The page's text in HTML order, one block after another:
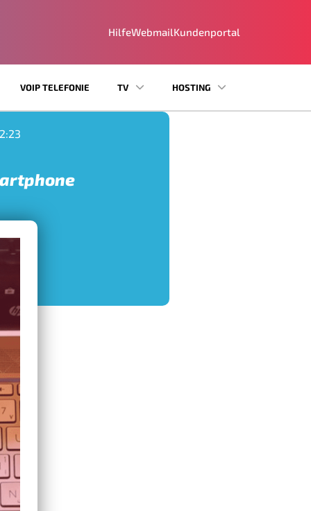
HilfeWebmailKundenportal
VOIP TELEFONIE TV HOSTING